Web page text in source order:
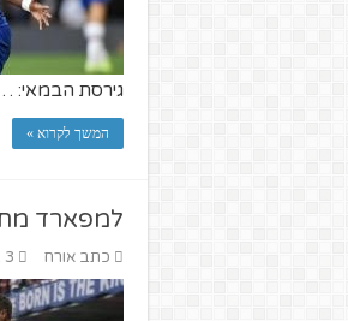
גירסת הבמאי:
המשך לקרוא »
למפארד
כתב אורח 3 בספטמבר 2019